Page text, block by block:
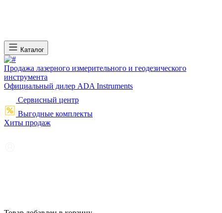
Каталог
Продажа лазерного измерительного и геодезического
инструмента
Официальный дилер ADA Instruments
Сервисный центр
Выгодные комплекты
Хиты продаж